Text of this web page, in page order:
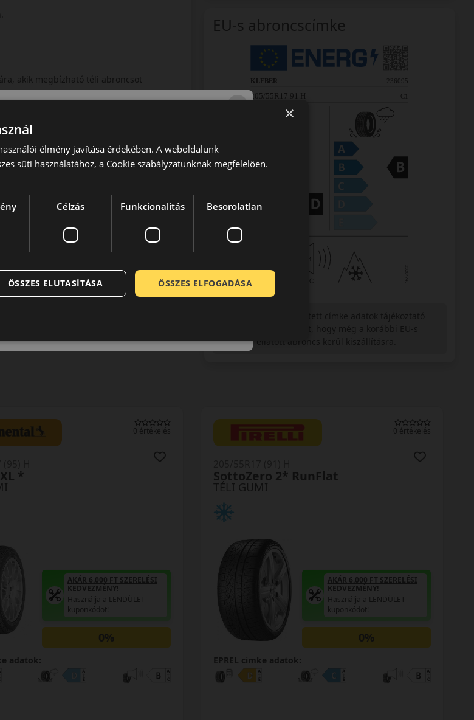
akik megbízható téli abroncsot
akarnak lemondani a biztonságról, de
A Kléber termékeit a
fejlesztő gárdájával a háttérben jelentős
Remek választás a legtöbb
0 / 5
EU-s abroncscímke
címkével ellátott abroncs kerül kiszállításra.
0 értékelés
2* RunFlat
AKÁR 6.000 FT SZERELÉSI
KEDVEZMÉNY!
Használja a LENDÜLET
kuponkódot!
0%
adatok:
0 értékelés
TÉLI GUMI
TS 830P XL SSR *
AKÁR 6.000 FT SZERELÉSI
KEDVEZMÉNY!
Használja a LENDÜLET
kuponkódot!
0%
EPREL cimke adatok:
×
élmény javítása érdekében. A weboldalunk
süti használatához, a Cookie szabályzatunknak megfelelően.
Célzás Funkcionalitás Besorolatlan
ÖSSZES ELFOGADÁSA
ÖSSZES ELUTASÍTÁSA